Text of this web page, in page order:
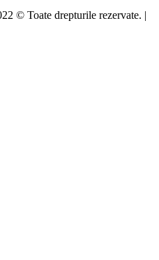
© Toate drepturile rezervate. |